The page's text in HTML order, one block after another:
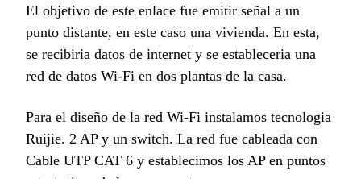
El objetivo de este enlace fue emitir señal a un
punto distante, en este caso una vivienda. En esta,
se recibiria datos de internet y se estableceria una
red de datos Wi-Fi en dos plantas de la casa.
Para el diseño de la red Wi-Fi instalamos tecnologia
Ruijie. 2 AP y un switch. La red fue cableada con
Cable UTP CAT 6 y establecimos los AP en puntos